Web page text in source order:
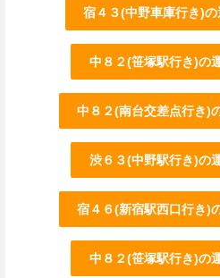
宿４３(中野車庫行き)
中８２(笹塚駅行き)の
中８２(南台交差点行き)
渋６３(中野駅行き)の
宿４６(新宿駅西口行き)
中８２(笹塚駅行き)の